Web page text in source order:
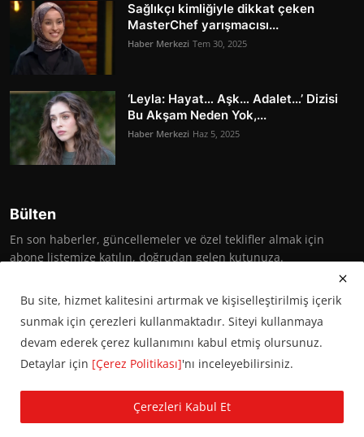
Sağlıkçı kimliğiyle dikkat çeken
MasterChef yarışmacısı...
Haber Merkezi Tem 30, 2025
‘Leyla: Hayat… Aşk… Adalet…’ Dizisi
Bu Akşam Neden Yok,...
Haber Merkezi Haz 5, 2025
Bülten
En son haberler, güncellemeler ve özel teklifler almak için
abone listemize katılın, doğrudan gelen kutunuza.
Abone Ol
KVKK Aydınlatma Metni
Bu site, hizmet kalitesini artırmak ve kişiselleştirilmiş içerik
sunmak için çerezleri kullanmaktadır. Siteyi kullanmaya
devam ederek çerez kullanımını kabul etmiş olursunuz.
Detaylar için [Çerez Politikası]'nı inceleyebilirsiniz.
Çerezleri Kabul Et